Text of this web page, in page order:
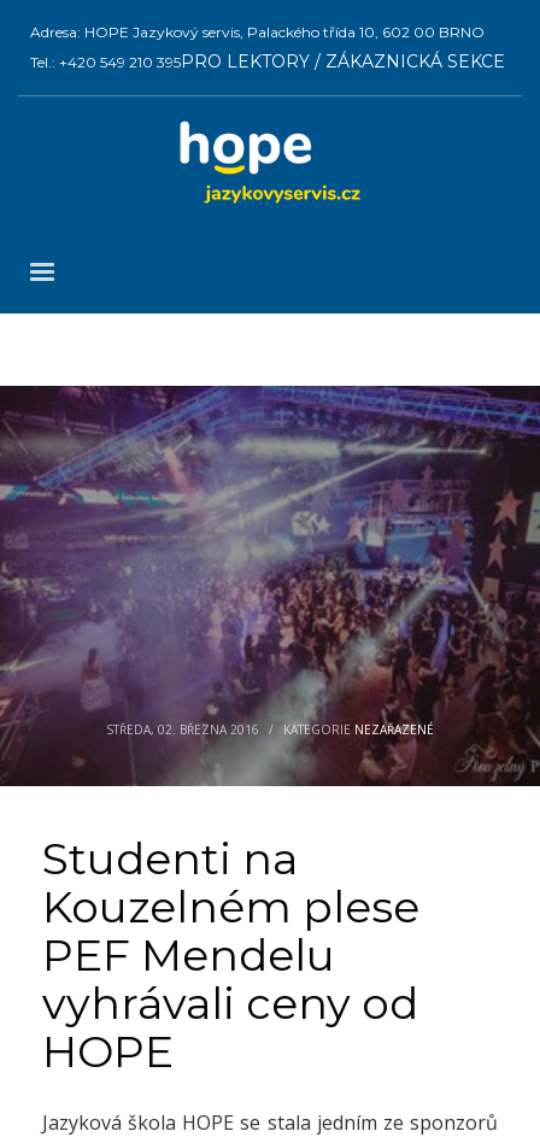
Adresa: HOPE Jazykový servis, Palackého třída 10, 602 00 BRNO
Tel.: +420 549 210 395PRO LEKTORY / ZÁKAZNICKÁ SEKCE
STŘEDA, 02. BŘEZNA 2016 / KATEGORIE NEZAŘAZENÉ
Studenti na
Kouzelném plese
PEF Mendelu
vyhrávali ceny od
HOPE
Jazyková škola HOPE se stala jedním ze sponzorů